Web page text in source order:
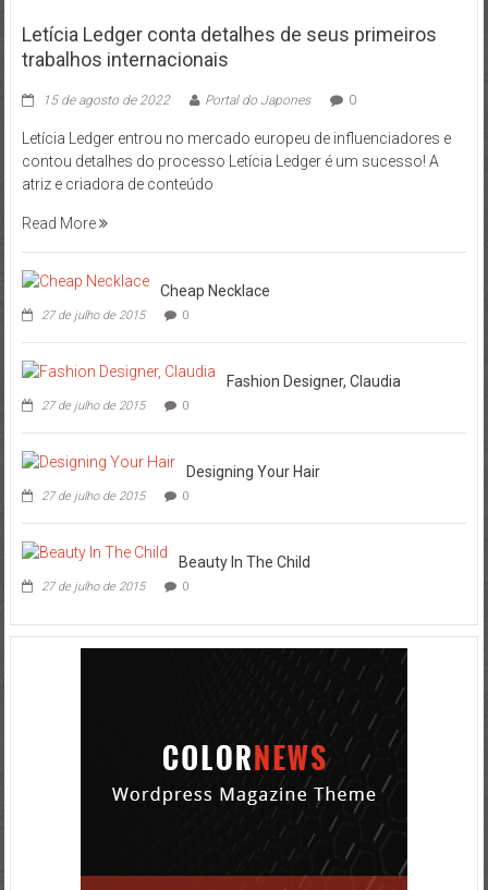
Letícia Ledger conta detalhes de seus primeiros
trabalhos internacionais
15 de agosto de 2022 Portal do Japones 0
Letícia Ledger entrou no mercado europeu de influenciadores e
contou detalhes do processo Letícia Ledger é um sucesso! A
atriz e criadora de conteúdo
Read More
Cheap Necklace
27 de julho de 2015 0
Fashion Designer, Claudia
27 de julho de 2015 0
Designing Your Hair
27 de julho de 2015 0
Beauty In The Child
27 de julho de 2015 0